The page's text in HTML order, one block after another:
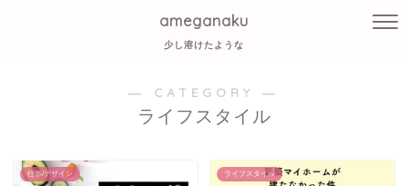
ameganaku
少し溶けたような
― CATEGORY ―
ライフスタイル
仕事/デザイン ライフスタイル